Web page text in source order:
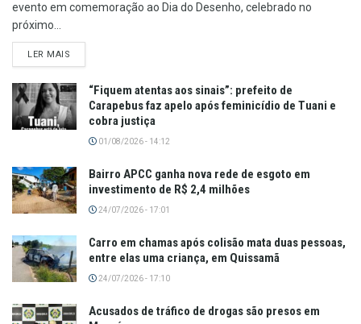
evento em comemoração ao Dia do Desenho, celebrado no
próximo...
LER MAIS
“Fiquem atentas aos sinais”: prefeito de
Carapebus faz apelo após feminicídio de Tuani e
cobra justiça
01/08/2026 - 14:12
Bairro APCC ganha nova rede de esgoto em
investimento de R$ 2,4 milhões
24/07/2026 - 17:01
Carro em chamas após colisão mata duas pessoas,
entre elas uma criança, em Quissamã
24/07/2026 - 17:10
Acusados de tráfico de drogas são presos em